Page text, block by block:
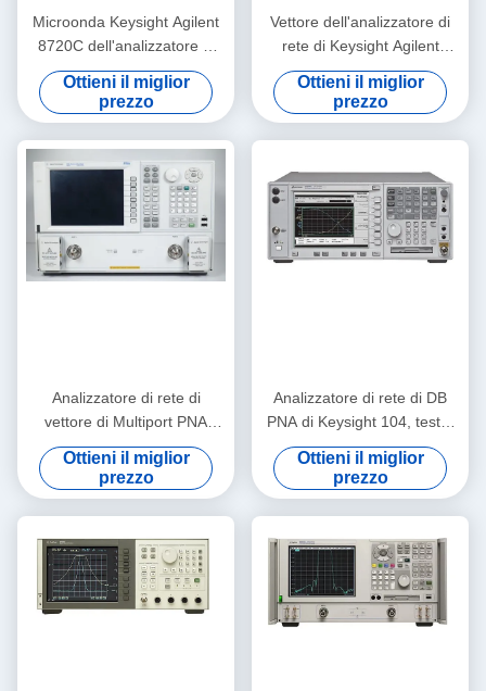
Microonda Keysight Agilent
8720C dell'analizzatore di
rete di Benchtop VNA
Ottieni il miglior
prezzo
Vettore dell'analizzatore di
rete di Keysight Agilent
8753D con lo schermo a
colori
Ottieni il miglior
prezzo
Analizzatore di rete di
vettore di Multiport PNA
Keysight Agilent E8362B
10MHz-20GHz
Ottieni il miglior
prezzo
Analizzatore di rete di DB
PNA di Keysight 104, tester
di Agilent E8364B VNA
Ottieni il miglior
prezzo